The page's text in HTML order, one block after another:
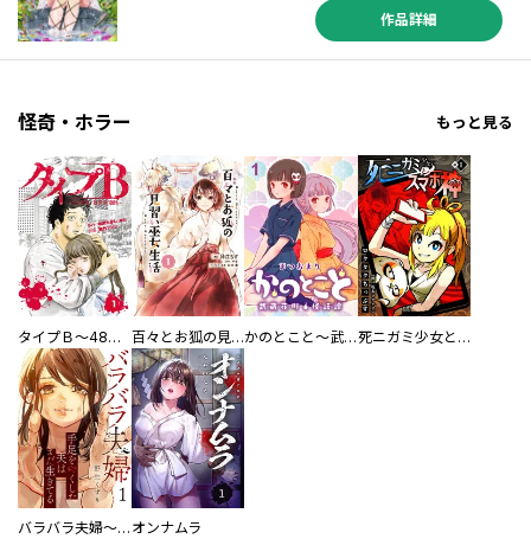
作品詳細
怪奇・ホラー もっと見る
タイプＢ～48時間後、致死率100％～【単話】 百々とお狐の見習い巫女生活【単行本版】 かのとこと～武蔵花町怪話譚～ 【連載版】 死ニガミ少女とスマホ神
バラバラ夫婦～手足をなくした夫はまだ生きてる オンナムラ